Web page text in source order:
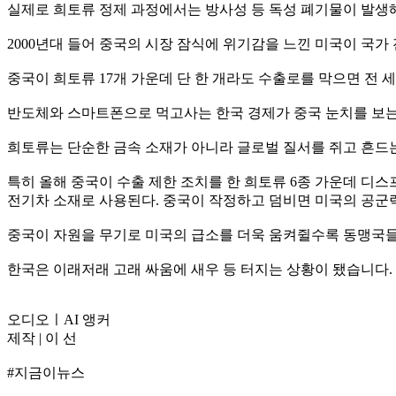
실제로 희토류 정제 과정에서는 방사성 등 독성 폐기물이 발
2000년대 들어 중국의 시장 잠식에 위기감을 느낀 미국이 국
중국이 희토류 17개 가운데 단 한 개라도 수출로를 막으면 전
반도체와 스마트폰으로 먹고사는 한국 경제가 중국 눈치를 보
희토류는 단순한 금속 소재가 아니라 글로벌 질서를 쥐고 흔드
특히 올해 중국이 수출 제한 조치를 한 희토류 6종 가운데 디
전기차 소재로 사용된다. 중국이 작정하고 덤비면 미국의 공군
중국이 자원을 무기로 미국의 급소를 더욱 움켜쥘수록 동맹
한국은 이래저래 고래 싸움에 새우 등 터지는 상황이 됐습니다.
오디오ㅣAI 앵커
제작 | 이 선
#지금이뉴스